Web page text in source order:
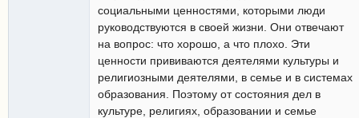
социальными ценностями, которыми люди
руководствуются в своей жизни. Они отвечают
на вопрос: что хорошо, а что плохо. Эти
ценности прививаются деятелями культуры и
религиозными деятелями, в семье и в системах
образования. Поэтому от состояния дел в
культуре, религиях, образовании и семье